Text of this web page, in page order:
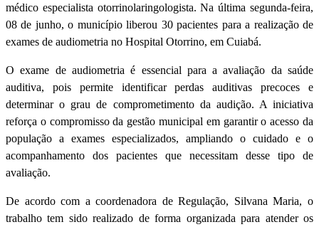
médico especialista otorrinolaringologista. Na última segunda-feira,
08 de junho, o município liberou 30 pacientes para a realização de
exames de audiometria no Hospital Otorrino, em Cuiabá.
O exame de audiometria é essencial para a avaliação da saúde
auditiva, pois permite identificar perdas auditivas precoces e
determinar o grau de comprometimento da audição. A iniciativa
reforça o compromisso da gestão municipal em garantir o acesso da
população a exames especializados, ampliando o cuidado e o
acompanhamento dos pacientes que necessitam desse tipo de
avaliação.
De acordo com a coordenadora de Regulação, Silvana Maria, o
trabalho tem sido realizado de forma organizada para atender os